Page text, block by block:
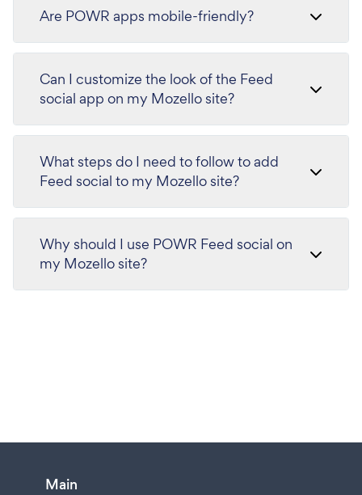
Are POWR apps mobile-friendly?
Can I customize the look of the Feed
social app on my Mozello site?
What steps do I need to follow to add
Feed social to my Mozello site?
Why should I use POWR Feed social on
my Mozello site?
Main